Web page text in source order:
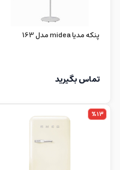
پنکه مدیا midea مدل 163
تماس بگیرید
%13